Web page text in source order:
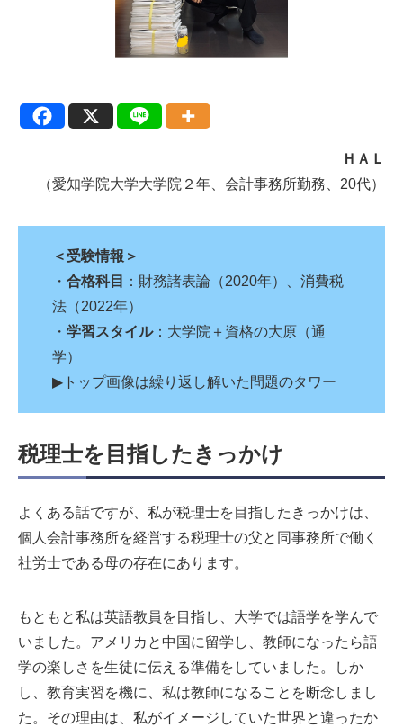
ＨＡＬ
（愛知学院大学大学院２年、会計事務所勤務、20代）
＜受験情報＞
・ 合格科目
：財務諸表論（2020年）、消費税
法（2022年）
・ 学習スタイル：大学院＋資格の大原（通
学）
▶︎トップ画像は繰り返し解いた問題のタワー
税理士を目指したきっかけ
よくある話ですが、私が税理士を目指したきっかけは、
個人会計事務所を経営する税理士の父と同事務所で働く
社労士である母の存在にあります。
もともと私は英語教員を目指し、大学では語学を学んで
いました。アメリカと中国に留学し、教師になったら語
学の楽しさを生徒に伝える準備をしていました。しか
し、教育実習を機に、私は教師になることを断念しまし
た。その理由は、私がイメージしていた世界と違ったか